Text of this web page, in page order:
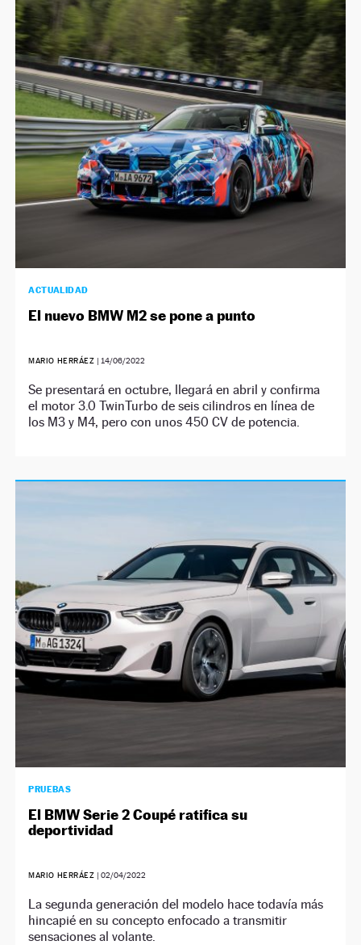
ACTUALIDAD
El nuevo BMW M2 se pone a punto
MARIO HERRÁEZ | 14/06/2022
Se presentará en octubre, llegará en abril y confirma
el motor 3.0 TwinTurbo de seis cilindros en línea de
los M3 y M4, pero con unos 450 CV de potencia.
PRUEBAS
El BMW Serie 2 Coupé ratifica su
deportividad
MARIO HERRÁEZ | 02/04/2022
La segunda generación del modelo hace todavía más
hincapié en su concepto enfocado a transmitir
sensaciones al volante.